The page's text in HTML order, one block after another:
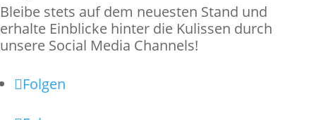
Bleibe stets auf dem neuesten Stand und
erhalte Einblicke hinter die Kulissen durch
unsere Social Media Channels!
Folgen